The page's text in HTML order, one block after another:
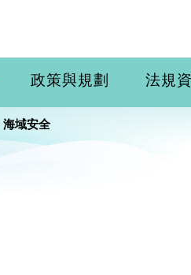
政策與規劃 法規
海域安全